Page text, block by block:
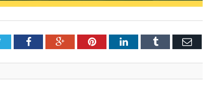
TwitterFacebookGoogle+PinterestLinkedInTumblr Email